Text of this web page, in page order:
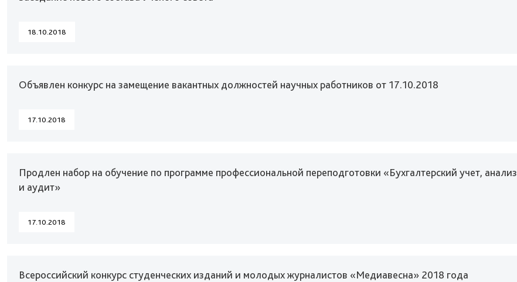
18.10.2018
Объявлен конкурс на замещение вакантных должностей научных работников от 17.10.2018
17.10.2018
Продлен набор на обучение по программе профессиональной переподготовки «Бухгалтерский учет, анализ
и аудит»
17.10.2018
Всероссийский конкурс студенческих изданий и молодых журналистов «Медиавесна» 2018 года